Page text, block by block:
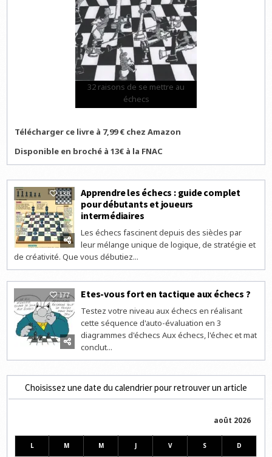
32 raisons de se mettre au
échecs
Télécharger ce livre à 7,99 € chez Amazon
Disponible en broché à 13€ à la FNAC
130
Apprendre les échecs : guide complet
pour débutants et joueurs
intermédiaires
Les échecs fascinent depuis des siècles par
leur mélange unique de logique, de stratégie et
de créativité. Que vous débutiez...
177 Etes-vous fort en tactique aux échecs ?
Testez votre niveau aux échecs en réalisant
cette séquence d'auto-évaluation en 3
diagrammes d'échecs Aux échecs, l'échec et mat
conclut...
Choisissez une date du calendrier pour retrouver un article
août 2026
L M M J V S D